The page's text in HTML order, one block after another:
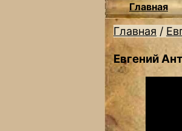
Главная
Главная /
Евгений